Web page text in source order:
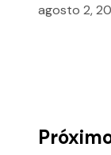
agosto 2,